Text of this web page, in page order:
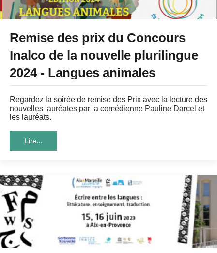
Remise des prix du Concours
Inalco de la nouvelle plurilingue
2024 - Langues animales
Regardez la soirée de remise des Prix avec la lecture des
nouvelles lauréates par la comédienne Pauline Darcel et
les lauréats.
Lire...